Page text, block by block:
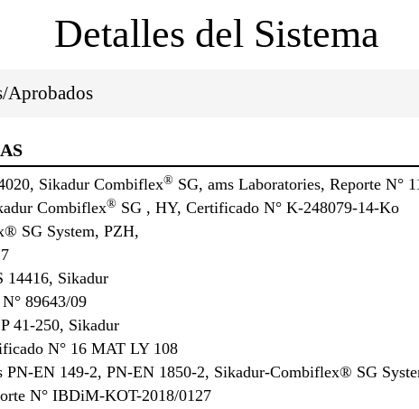
Detalles del Sistema
Aprobados
Sikadur Combiflex® SG, ams Laboratories, Reporte N°
Combiflex® SG , HY, Certificado N° K-248079-14-Ko
SG System, PZH,
14416, Sikadur
89643/09
41-250, Sikadur
N° 16 MAT LY 108
PN-EN 149-2, PN-EN 1850-2, Sikadur-Combiflex® SG
N° IBDiM-KOT-2018/0127